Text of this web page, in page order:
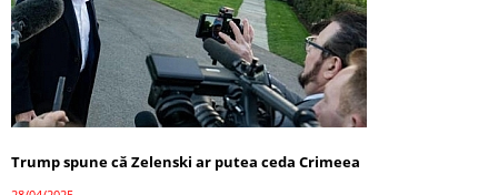
Trump spune că Zelenski ar putea ceda Crimeea